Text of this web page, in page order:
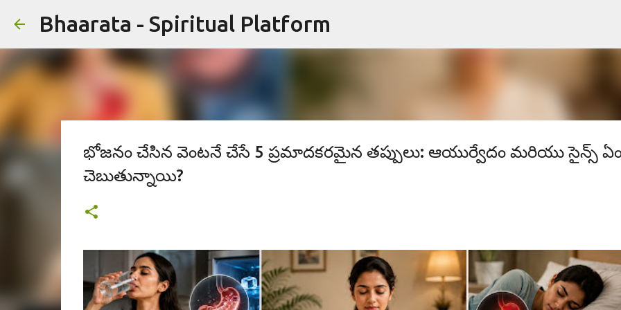
Bhaarata - Spiritual Platform
భోజనం చేసిన వెంటనే చేసే 5 ప్రమాదకరమైన తప్పులు: ఆయుర్వేదం మరియు సైన్స్
చెబుతున్నాయి?